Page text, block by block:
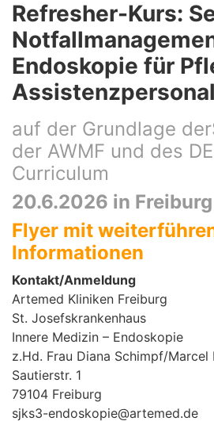
Refresher-Kurs:
Endoskopie für
Assistenzpersonal
auf der Grundlage
der AWMF und des
Curriculum
20.6.2026 in Freiburg
Flyer mit
Informationen
Kontakt/Anmeldung
Artemed Kliniken Freiburg
St. Josefskrankenhaus
Innere Medizin – Endoskopie
z.Hd. Frau Diana Schimpf/Marcel
Sautierstr. 1
79104 Freiburg
sjks3-endoskopie@artemed.de